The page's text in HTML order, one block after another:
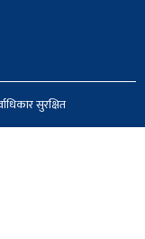
सुरक्षित